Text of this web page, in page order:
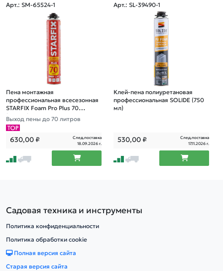
Арт.: SM-65524-1
Пена монтажная
профессиональная всесезонная
STARFIX Foam Pro Plus 70
(890мл)
Выход пены до 70 литров
630,00₽
След.поставка
18.09.2026 г.
Арт.: SL-39490-1
Клей-пена полиуретановая
профессиональная SOLIDE (750
мл)
530,00₽
След.поставка
17.11.2026 г.
Садовая техника и инструменты
Политика конфиденциальности
Политика обработки cookie
Полная версия сайта
Старая версия сайта